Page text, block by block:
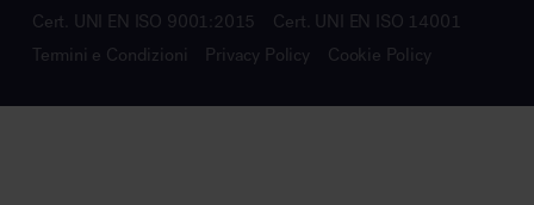
Cert. UNI EN ISO 9001:2015
Cert. UNI EN ISO 14001
Termini e Condizioni
Privacy Policy Cookie Policy